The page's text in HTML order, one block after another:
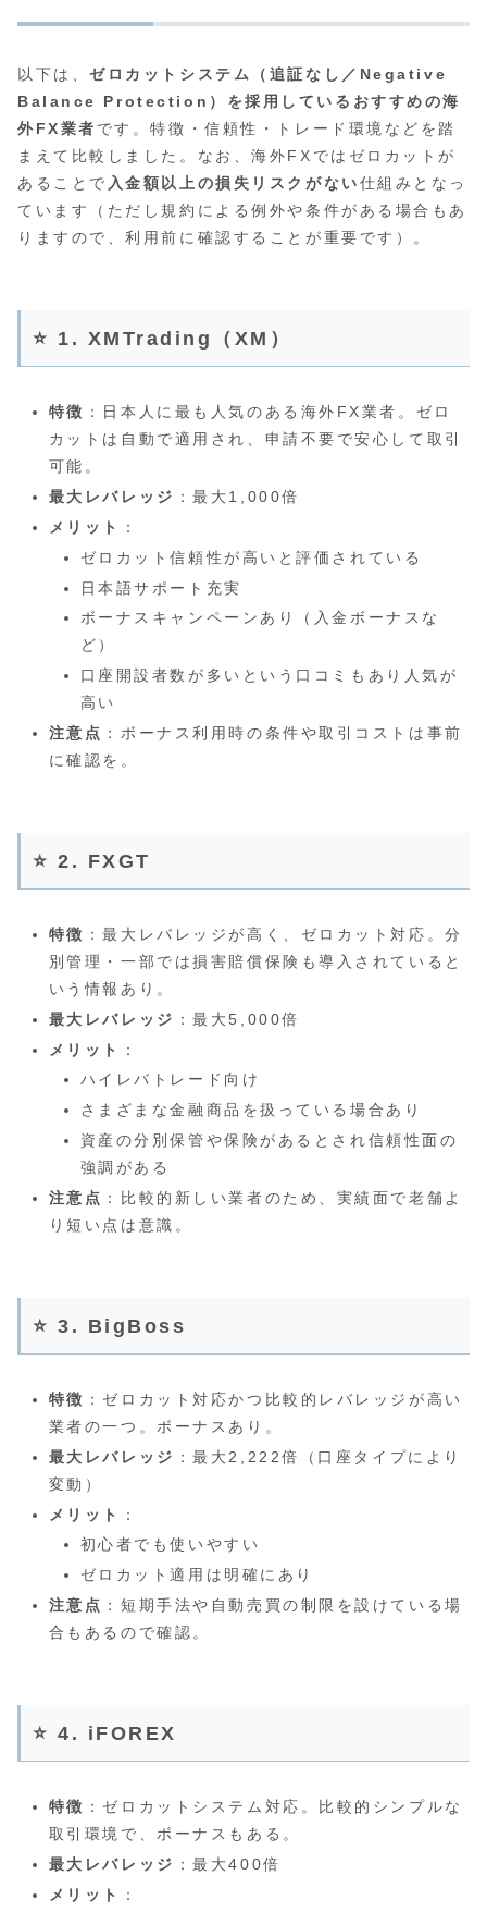
以下は、ゼロカットシステム（追証なし／Negative
Balance Protection）を採用しているおすすめの海
外FX業者 です。特徴・信頼性・トレード環境などを踏
まえて比較しました。なお、海外FXではゼロカットが
あることで 入金額以上の損失リスクがない仕組みとなっ
ています（ただし規約による例外や条件がある場合もあ
りますので、利用前に確認することが重要です）。
⭐ 1. XMTrading（XM）
特徴 ：日本人に最も人気のある海外FX業者。ゼロ
カットは自動で適用され、申請不要で安心して取引
可能。
最大レバレッジ ：最大1,000倍
メリット
：
ゼロカット信頼性が高いと評価されている
日本語サポート充実
ボーナスキャンペーンあり（入金ボーナスな
ど）
口座開設者数が多いという口コミもあり人気が
高い
注意点 ：ボーナス利用時の条件や取引コストは事前
に確認を。
⭐ 2. FXGT
特徴 ：最大レバレッジが高く、ゼロカット対応。分
別管理・一部では損害賠償保険も導入されていると
いう情報あり。
最大レバレッジ ：最大5,000倍
メリット
：
ハイレバトレード向け
さまざまな金融商品を扱っている場合あり
資産の分別保管や保険があるとされ信頼性面の
強調がある
注意点 ：比較的新しい業者のため、実績面で老舗よ
り短い点は意識。
⭐ 3. BigBoss
特徴 ：ゼロカット対応かつ比較的レバレッジが高い
業者の一つ。ボーナスあり。
最大レバレッジ ：最大2,222倍（口座タイプにより
変動）
メリット
：
初心者でも使いやすい
ゼロカット適用は明確にあり
注意点 ：短期手法や自動売買の制限を設けている場
合もあるので確認。
⭐ 4. iFOREX
特徴 ：ゼロカットシステム対応。比較的シンプルな
取引環境で、ボーナスもある。
最大レバレッジ ：最大400倍
メリット
：